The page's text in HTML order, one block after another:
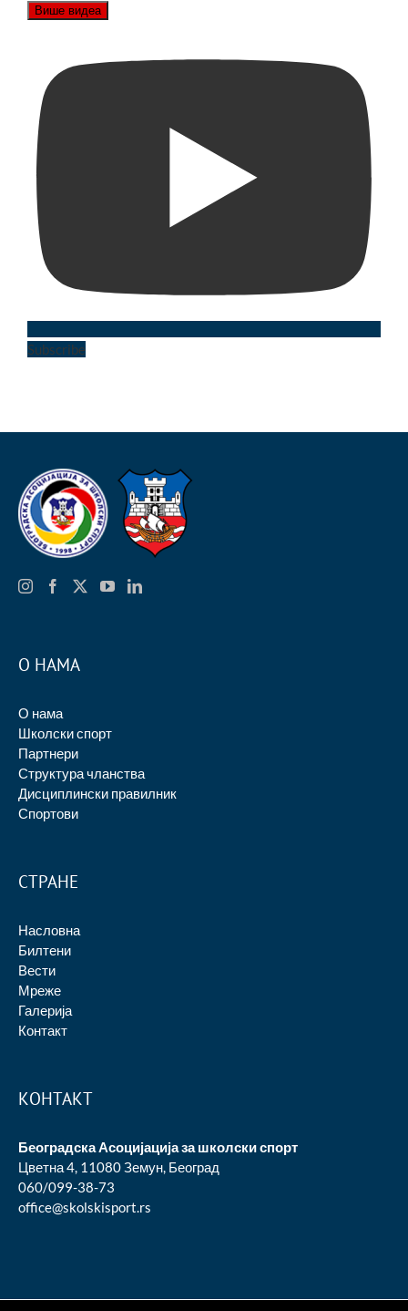
Више видеа
Subscribe
О НАМА
О нама
Школски спорт
Партнери
Структура чланства
Дисциплински правилник
Спортови
СТРАНЕ
Насловна
Билтени
Вести
Мреже
Галерија
Контакт
КОНТАКТ
Београдска Асоцијација за школски спорт
Цветна 4, 11080 Земун, Београд
060/099-38-73
office@skolskisport.rs